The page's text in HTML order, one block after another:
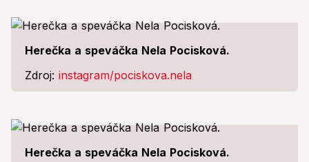
Herečka a speváčka Nela Pocisková.
Zdroj: instagram/pociskova.nela
Herečka a speváčka Nela Pocisková.